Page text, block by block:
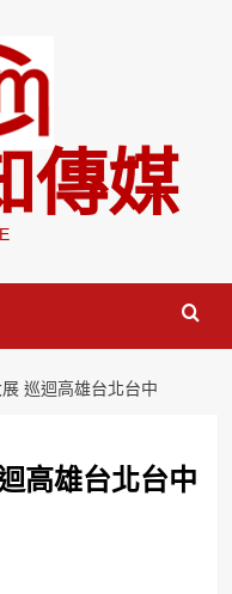
傳媒
巡迴高雄台北台中
高雄台北台中